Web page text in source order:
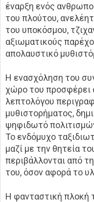
έναρξη ενός
του πλούτου,
του υποκόσμου,
αξιωματικούς
απολαυστικό
Η ενασχόληση του
χώρο του προσφέρει
λεπτολόγου
μυθιστορήματος,
ψηφιδωτό
Το ενδόμυχο
μαζί με την θητεία
περιβάλλονται από
του, όσον αφορά το
Η φανταστική πλοκή